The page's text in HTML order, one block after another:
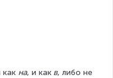
на, и как в, либо не